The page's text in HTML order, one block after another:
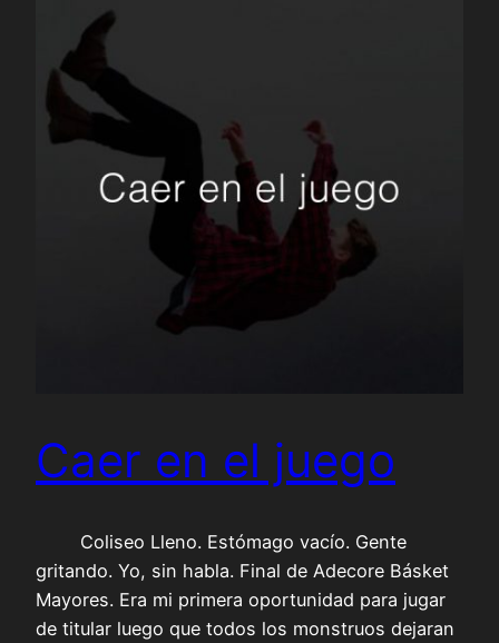
Caer en el juego
Coliseo Lleno. Estómago vacío. Gente
gritando. Yo, sin habla. Final de Adecore Básket
Mayores. Era mi primera oportunidad para jugar
de titular luego que todos los monstruos dejaran